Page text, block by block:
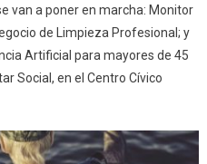
van a poner en marcha: Monitor
de Limpieza Profesional; y
Artificial para mayores de 45
Social, en el Centro Cívico